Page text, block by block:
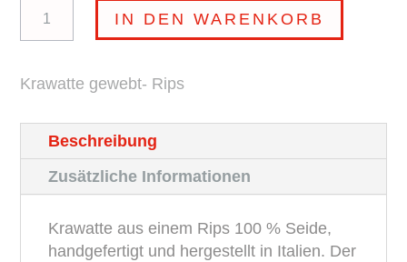
Krawatte
Stripes
Menge
IN DEN WARENKORB
Krawatte gewebt- Rips
Beschreibung
Zusätzliche Informationen
Krawatte aus einem Rips 100 % Seide,
handgefertigt und hergestellt in Italien. Der